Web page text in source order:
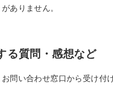
ありません。
る質問・感想など
問い合わせ窓口から受け付